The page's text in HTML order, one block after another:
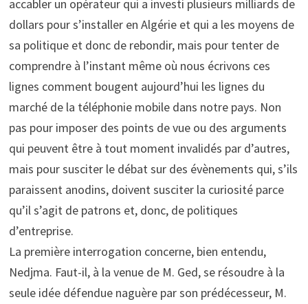
accabler un opérateur qui a investi plusieurs milliards de
dollars pour s’installer en Algérie et qui a les moyens de
sa politique et donc de rebondir, mais pour tenter de
comprendre à l’instant même où nous écrivons ces
lignes comment bougent aujourd’hui les lignes du
marché de la téléphonie mobile dans notre pays. Non
pas pour imposer des points de vue ou des arguments
qui peuvent être à tout moment invalidés par d’autres,
mais pour susciter le débat sur des évènements qui, s’ils
paraissent anodins, doivent susciter la curiosité parce
qu’il s’agit de patrons et, donc, de politiques
d’entreprise.
La première interrogation concerne, bien entendu,
Nedjma. Faut-il, à la venue de M. Ged, se résoudre à la
seule idée défendue naguère par son prédécesseur, M.